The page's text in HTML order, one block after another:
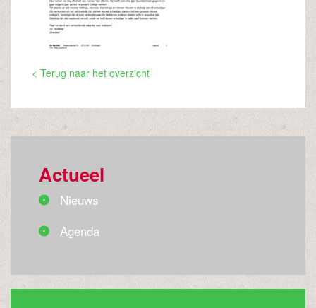
< Terug naar het overzicht
Actueel
Nieuws
Agenda